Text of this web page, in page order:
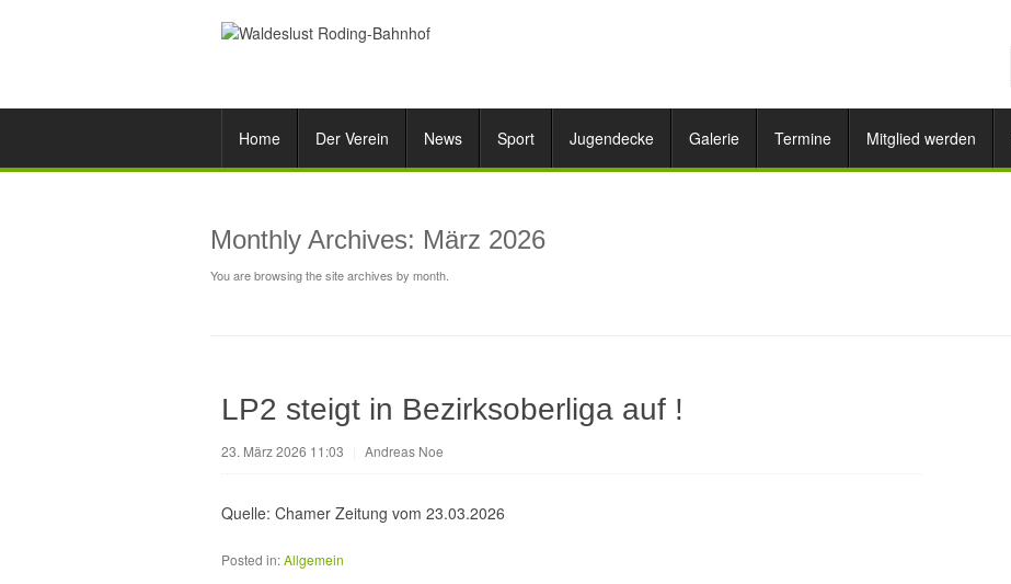
Home Der Verein News Sport Jugendecke Galerie Termine Mitglied werden
Monthly Archives: März 2026
You are browsing the site archives by month.
LP2 steigt in Bezirksoberliga auf !
23. März 2026 11:03 Andreas Noe
Quelle: Chamer Zeitung vom 23.03.2026
Posted in:Allgemein